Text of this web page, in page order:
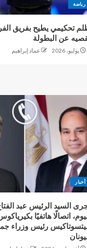
رياضة
تحكيمي يطيح بفريق
عن البطولة
عماد إبراهيم
أخبار
السيد الرئيس عبد
اتصالًا هاتفيًا
رئيس وزراء